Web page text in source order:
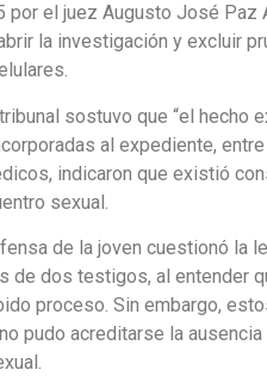
por el juez Augusto José Paz
la investigación y excluir
sostuvo que “el hecho
al expediente,
indicaron que existió
sexual.
de la joven cuestionó la
de dos testigos, al entender
proceso. Sin embargo,
pudo acreditarse la